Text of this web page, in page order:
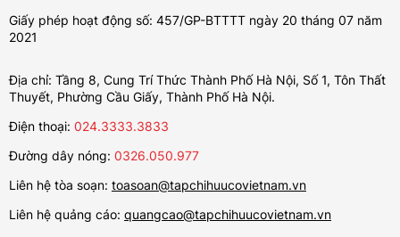
Giấy phép hoạt động số: 457/GP-BTTTT ngày 20 tháng 07 năm
2021
Địa chỉ: Tầng 8, Cung Trí Thức Thành Phố Hà Nội, Số 1, Tôn Thất
Thuyết, Phường Cầu Giấy, Thành Phố Hà Nội.
Điện thoại: 024.3333.3833
Đường dây nóng: 0326.050.977
Liên hệ tòa soạn: toasoan@tapchihuucovietnam.vn
Liên hệ quảng cáo: quangcao@tapchihuucovietnam.vn